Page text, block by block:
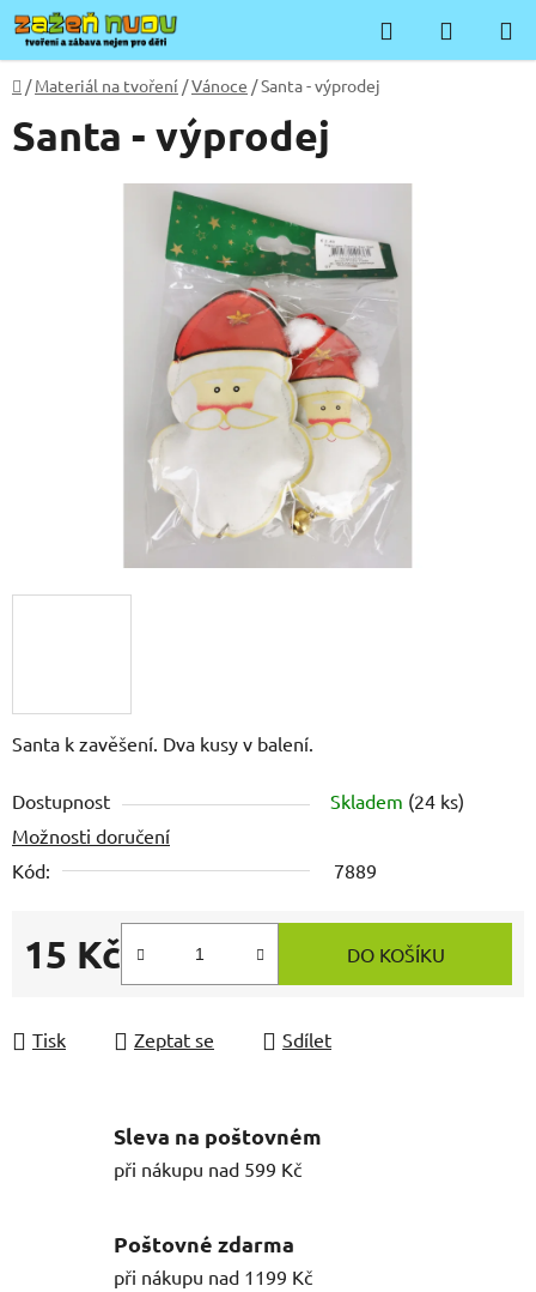
Přejít
na
obsah
Hledat
KOŠÍK
Domů
/ Materiál na tvoření /Vánoce /Santa - výprodej
Santa k zavěšení. Dva kusy v balení.
Dostupnost Skladem (24 ks)
Možnosti doručení
Kód:
7889
15 Kč
Měrná cena:
DO KOŠÍKU
Tisk Zeptat se Sdílet
Santa - výprodej
Sleva na poštovném
při nákupu nad 599 Kč
Poštovné zdarma
při nákupu nad 1199 Kč